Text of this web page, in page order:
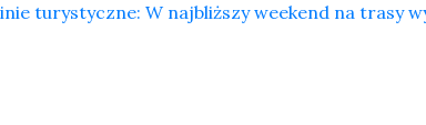
turystyczne: W najbliższy weekend na trasy